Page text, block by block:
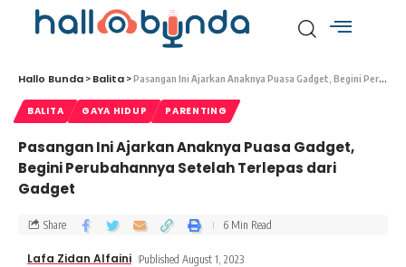
Hallo Bunda > Balita >Pasangan Ini Ajarkan Anaknya Puasa Gadget, Begini Perubahannya Setelah Terlepas dari Gadget
BALITA GAYA HIDUP PARENTING
Pasangan Ini Ajarkan Anaknya Puasa Gadget,
Begini Perubahannya Setelah Terlepas dari
Gadget
Lafa Zidan Alfaini Published August 1, 2023
Share 6 Min Read